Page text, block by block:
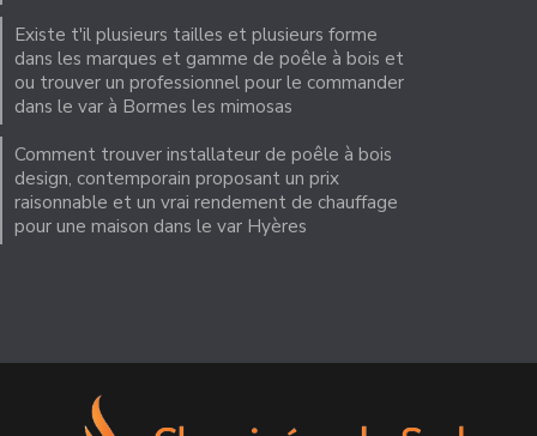
Existe t'il plusieurs tailles et plusieurs forme
dans les marques et gamme de poêle à bois et
ou trouver un professionnel pour le commander
dans le var à Bormes les mimosas
Comment trouver installateur de poêle à bois
design, contemporain proposant un prix
raisonnable et un vrai rendement de chauffage
pour une maison dans le var Hyères